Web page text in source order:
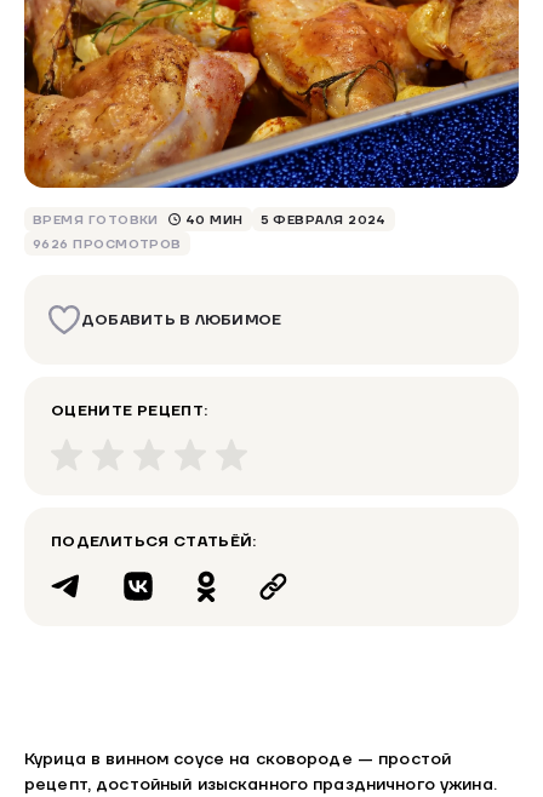
ВРЕМЯ ГОТОВКИ 40 МИН
5 ФЕВРАЛЯ 2024
9626 ПРОСМОТРОВ
ДОБАВИТЬ В ЛЮБИМОЕ
ОЦЕНИТЕ РЕЦЕПТ:
ПОДЕЛИТЬСЯ СТАТЬЁЙ:
Курица в винном соусе на сковороде — простой
рецепт, достойный изысканного праздничного ужина.